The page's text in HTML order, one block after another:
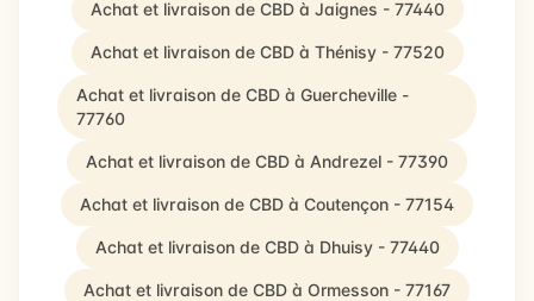
Achat et livraison de CBD à Jaignes - 77440
Achat et livraison de CBD à Thénisy - 77520
Achat et livraison de CBD à Guercheville -
77760
Achat et livraison de CBD à Andrezel - 77390
Achat et livraison de CBD à Coutençon - 77154
Achat et livraison de CBD à Dhuisy - 77440
Achat et livraison de CBD à Ormesson - 77167